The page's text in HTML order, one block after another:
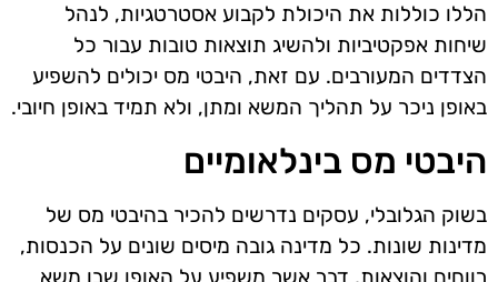
הללו כוללות את היכולת לקבוע אסטרטגיות, לנהל
שיחות אפקטיביות ולהשיג תוצאות טובות עבור כל
הצדדים המעורבים. עם זאת, היבטי מס יכולים להשפיע
באופן ניכר על תהליך המשא ומתן, ולא תמיד באופן חיובי.
היבטי מס בינלאומיים
בשוק הגלובלי, עסקים נדרשים להכיר בהיבטי מס של
מדינות שונות. כל מדינה גובה מיסים שונים על הכנסות,
רווחים והוצאות, דבר אשר משפיע על האופן שבו משא